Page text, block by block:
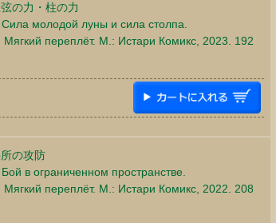
の力・柱の力
молодой луны и сила столпа.
переплёт. М.: Истари Комикс, 2023. 192
の攻防
в ограниченном пространстве.
переплёт. М.: Истари Комикс, 2022. 208